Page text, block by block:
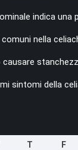
indica una
nella
causare
sintomi della
T F